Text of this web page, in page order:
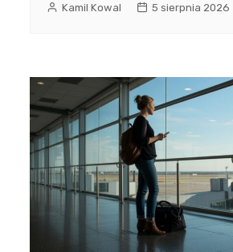
Kamil Kowal 5 sierpnia 2026